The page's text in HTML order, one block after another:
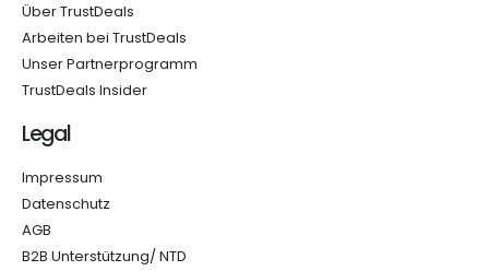
Über TrustDeals
Arbeiten bei TrustDeals
Unser Partnerprogramm
TrustDeals Insider
Legal
Impressum
Datenschutz
AGB
B2B Unterstützung/ NTD